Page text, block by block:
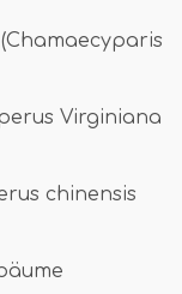
Virginiana
chinensis